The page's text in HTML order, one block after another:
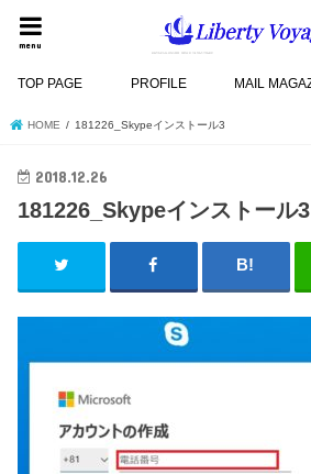
menu
TOP PAGE PROFILE MAIL
HOME 181226_Skypeインストール3
2018.12.26
181226_Skypeインストール3